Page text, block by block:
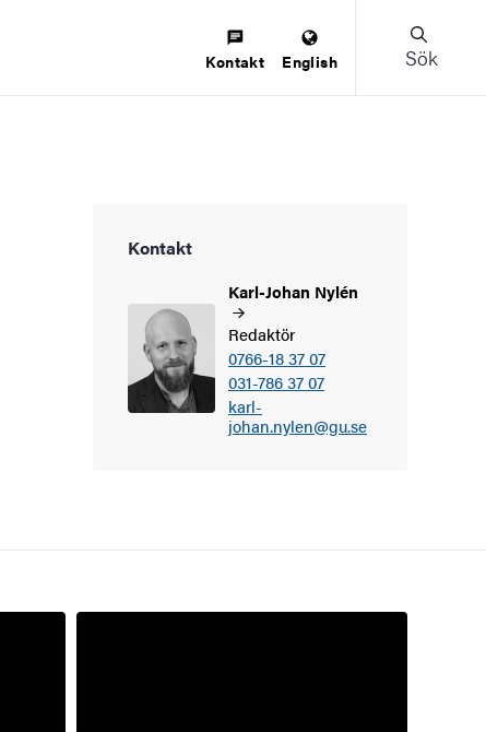
Kontakt English Sök
Kontakt
Karl-Johan Nylén
Redaktör
0766-18 37 07
031-786 37 07
karl-
johan.nylen@gu.se